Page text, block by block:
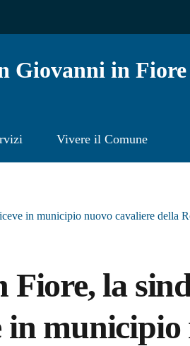
Giovanni in Fiore
Vivere il Comune
in municipio nuovo cavaliere della
Fiore, la
in municipio